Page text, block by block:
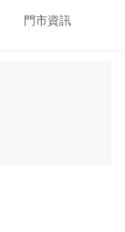
門市資訊